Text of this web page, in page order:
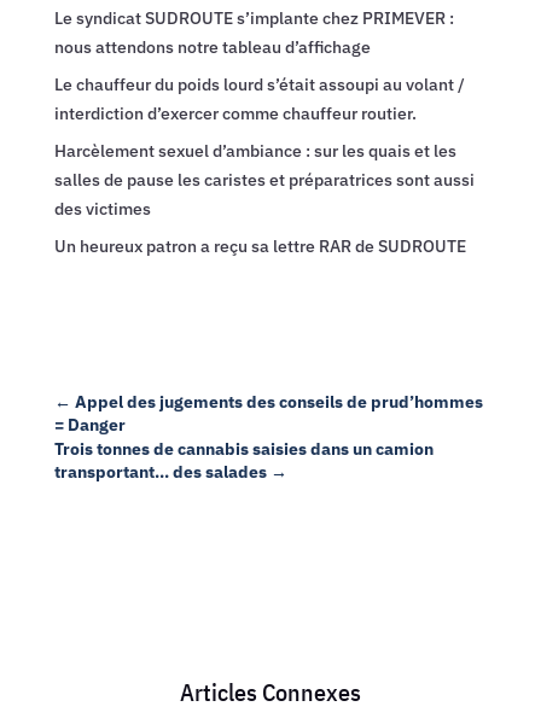
Le syndicat SUDROUTE s’implante chez PRIMEVER :
nous attendons notre tableau d’affichage
Le chauffeur du poids lourd s’était assoupi au volant /
interdiction d’exercer comme chauffeur routier.
Harcèlement sexuel d’ambiance : sur les quais et les
salles de pause les caristes et préparatrices sont aussi
des victimes
Un heureux patron a reçu sa lettre RAR de SUDROUTE
← Appel des jugements des conseils de prud’hommes
= Danger
Trois tonnes de cannabis saisies dans un camion
transportant... des salades→
Articles Connexes